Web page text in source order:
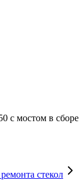
с мостом в сборе
стекол